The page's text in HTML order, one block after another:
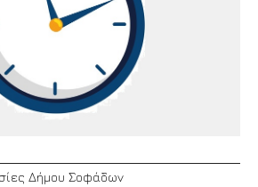
Δήμου Σοφάδων